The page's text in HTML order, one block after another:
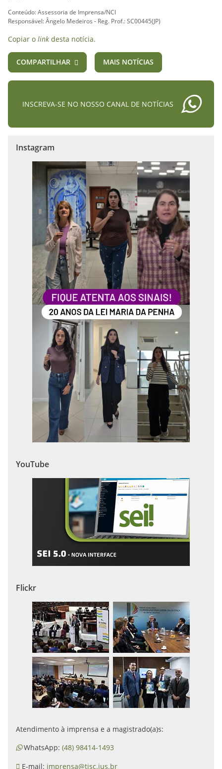
Conteúdo: Assessoria de Imprensa/NCI
Responsável: Ângelo Medeiros - Reg. Prof.: SC00445(JP)
Copiar o link desta notícia.
COMPARTILHAR MAIS NOTÍCIAS
INSCREVA-SE NO NOSSO CANAL DE NOTÍCIAS
Instagram
YouTube
Flickr
Atendimento à imprensa e a magistrado(a)s:
WhatsApp: (48) 98414-1493
E-mail: imprensa@tjsc.jus.br